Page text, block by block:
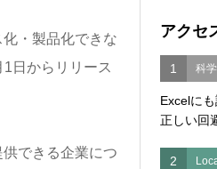
・製品化できな
日からリリース
できる企業につ
アクセ
1 科
Excelに
正しい回
2